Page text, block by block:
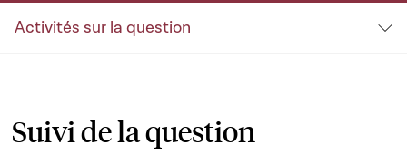
Activités sur la question
Suivi de la question